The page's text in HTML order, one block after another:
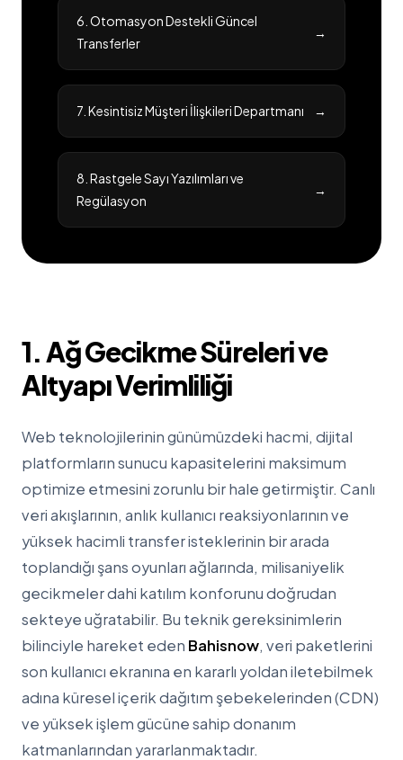
6. Otomasyon Destekli Güncel
Transferler
→
7. Kesintisiz Müşteri İlişkileri Departmanı →
8. Rastgele Sayı Yazılımları ve
Regülasyon
→
1. Ağ Gecikme Süreleri ve
Altyapı Verimliliği
Web teknolojilerinin günümüzdeki hacmi, dijital
platformların sunucu kapasitelerini maksimum
optimize etmesini zorunlu bir hale getirmiştir. Canlı
veri akışlarının, anlık kullanıcı reaksiyonlarının ve
yüksek hacimli transfer isteklerinin bir arada
toplandığı şans oyunları ağlarında, milisaniyelik
gecikmeler dahi katılım konforunu doğrudan
sekteye uğratabilir. Bu teknik gereksinimlerin
bilinciyle hareket eden Bahisnow, veri paketlerini
son kullanıcı ekranına en kararlı yoldan iletebilmek
adına küresel içerik dağıtım şebekelerinden (CDN)
ve yüksek işlem gücüne sahip donanım
katmanlarından yararlanmaktadır.